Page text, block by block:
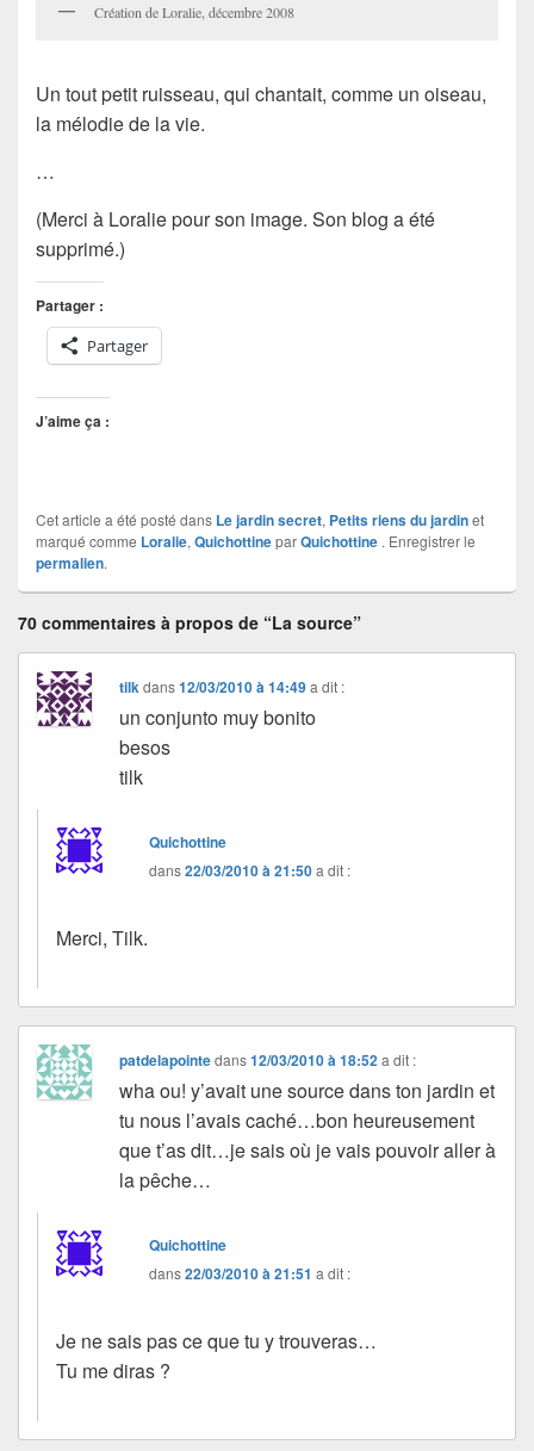
Création de Loralie, décembre 2008
Un tout petit ruisseau, qui chantait, comme un oiseau,
la mélodie de la vie.
…
(Merci à Loralie pour son image. Son blog a été
supprimé.)
Partager :
Partager
J’aime ça :
Cet article a été posté dans Le jardin secret, Petits riens du jardinet
marqué comme Loralie, QuichottineparQuichottine . Enregistrer le
permalien.
70 commentaires à propos de “La source”
tilkdans12/03/2010 à 14:49 a dit :
un conjunto muy bonito
besos
tilk
Quichottine
dans22/03/2010 à 21:50a dit :
Merci, Tilk.
patdelapointedans12/03/2010 à 18:52 a dit :
wha ou! y’avait une source dans ton jardin et
tu nous l’avais caché…bon heureusement
que t’as dit…je sais où je vais pouvoir aller à
la pêche…
Quichottine
dans22/03/2010 à 21:51 a dit :
Je ne sais pas ce que tu y trouveras…
Tu me diras ?